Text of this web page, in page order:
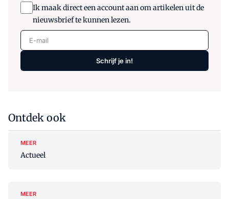
Ik maak direct een account aan om artikelen uit de
nieuwsbrief te kunnen lezen.
E-mail
Schrijf je in!
Ontdek ook
MEER
Actueel
MEER